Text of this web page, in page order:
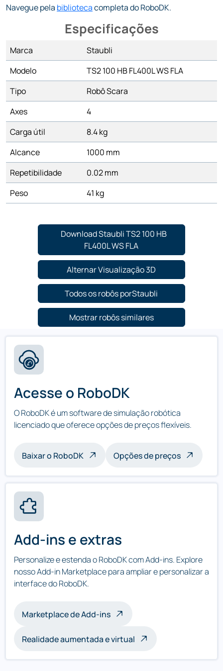
Navegue pela bibliotecacompleta do RoboDK.
Especificações
Marca
Staubli
Modelo
TS2 100 HB FL400L WS FLA
Tipo
Robô Scara
Axes
4
Carga útil
8.4 kg
Alcance
1000 mm
Repetibilidade
0.02 mm
Peso
41 kg
Download Staubli TS2 100 HB
FL400L WS FLA
Alternar Visualização 3D
Todos os robôs porStaubli
Mostrar robôs similares
Acesse o RoboDK
O RoboDK é um software de simulação robótica
licenciado que oferece opções de preços flexíveis.
Baixar o RoboDK Opções de preços
Add-ins e extras
Personalize e estenda o RoboDK com Add-ins. Explore
nosso Add-in Marketplace para ampliar e personalizar a
interface do RoboDK.
Marketplace de Add-ins
Realidade aumentada e virtual